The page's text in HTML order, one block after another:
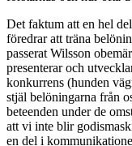
Det faktum att en hel
föredrar att träna
passerat Wilsson
presenterar och
konkurrens (hunden
stjäl belöningarna från
beteenden under de
att vi inte blir
en del i